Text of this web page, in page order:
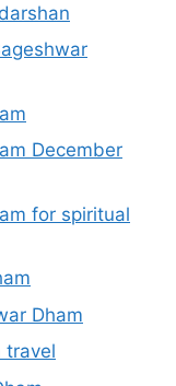
December
for spiritual
Dham
travel